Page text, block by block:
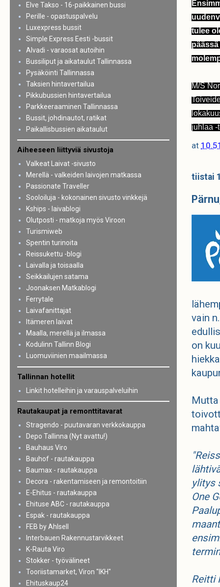
tulee
M/S
juhlaa -
at
tiistai
vain
on
ylitys
One
Reitti
Elve Takso - 16-paikkainen bussi
Perille - opastuspalvelu
Luxexpress bussit
Simple Express Eesti -bussit
Alvadi - varaosat autoihin
Bussiliput ja aikataulut Tallinnassa
Pysäköinti Tallinnassa
Taksien hintavertailua
Pikkubussien hintavertailua
Parkkeeraaminen Tallinnassa
Bussit, johdinautot, ratikat
Paikallisbussien aikataulut
Aiheeseen liittyviä sivustoja
Valkeat Laivat -sivusto
Merellä - valkeiden laivojen matkassa
Passionate Traveller
Sooloiluja - kokonainen sivusto vinkkejä
Kships - laivablogi
Olutposti - matkoja myös Viroon
Turismiweb
Spentin turinoita
Reissukettu -blogi
Laivalla ja toisaalla
Seikkailujen satama
Joonaksen Matkablogi
Ferrytale
Laivafanittajat
Itämeren laivat
Maalla, merellä ja ilmassa
Kodulinn Tallinn Blogi
Luomuviinien maailmassa
Tallinnan hotellit
Linkit hotelleihin ja varauspalveluihin
Rautakaupat ja remonttitavarat
Stragendo - puutavaran verkkokauppa
Depo Tallinna (Nyt avattu!)
Bauhaus Viro
Bauhof - rautakauppa
Baumax - rautakauppa
Decora - rakentamiseen ja remontoitiin
E-Ehitus - rautakauppa
Ehituse ABC - rautakauppa
Espak - rautakauppa
FEB by Ahlsell
Interbauen Rakennustarvikkeet
K-Rauta Viro
Stokker - työvälineet
Tooriistamarket, Viron "IKH"
Ehituskaup24